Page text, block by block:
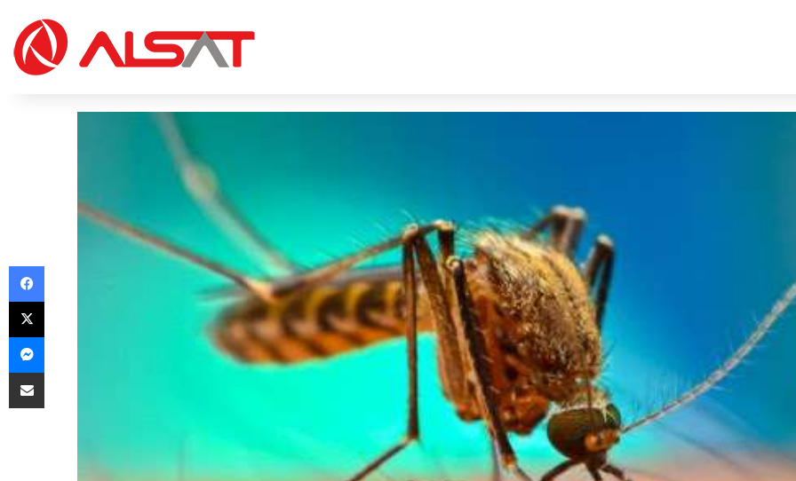
Facebook
X
Messenger
Share via Email